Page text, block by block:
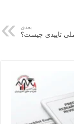
بعدی
تاییدی چیست؟